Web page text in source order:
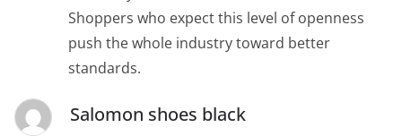
Shoppers who expect this level of openness
push the whole industry toward better
standards.
Salomon shoes black